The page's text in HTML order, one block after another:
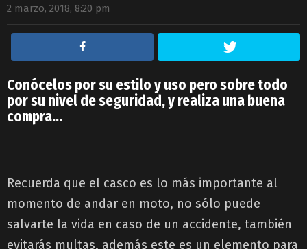
2 marzo, 2018, 8:20 pm
Conócelos por su estilo y uso pero sobre todo
por su nivel de seguridad, y realiza una buena
compra…
Recuerda que el casco es lo más importante al
momento de andar en moto, no sólo puede
salvarte la vida en caso de un accidente, también
evitarás multas, además este es un elemento para